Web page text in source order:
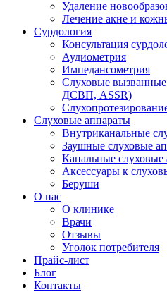
Удаление
Лечение акне и
Сурдология
Консультация
Аудиометрия
Импедансометрия
Слуховые
ДСВП, ASSR)
Слуховые аппараты
Внутриканальные
Заушные слуховые
Канальные слуховые
Аксессуары к
Беруши
О нас
О клинике
Врачи
Отзывы
Уголок потребителя
Прайс-лист
Блог
Контакты